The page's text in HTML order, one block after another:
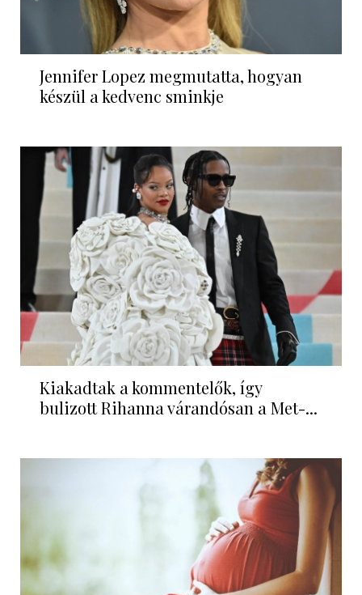
Jennifer Lopez megmutatta, hogyan
készül a kedvenc sminkje
Kiakadtak a kommentelők, így
bulizott Rihanna várandósan a Met-...